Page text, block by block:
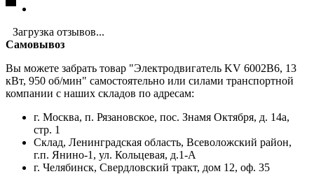
Загрузка отзывов...
Самовывоз
Вы можете забрать товар "Электродвигатель KV 6002B6, 13
кВт, 950 об/мин" самостоятельно или силами транспортной
компании с наших складов по адресам:
г. Москва, п. Рязановское, пос. Знамя Октября, д. 14а,
стр. 1
Склад, Ленинградская область, Всеволожский район,
г.п. Янино-1, ул. Кольцевая, д.1-А
г. Челябинск, Свердловский тракт, дом 12, оф. 35